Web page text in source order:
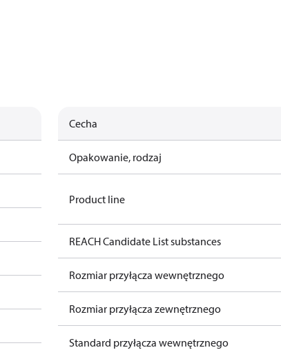
Cecha
Opakowanie, rodzaj
Product line
REACH Candidate List substances
Rozmiar przyłącza wewnętrznego
Rozmiar przyłącza zewnętrznego
Standard przyłącza wewnętrznego